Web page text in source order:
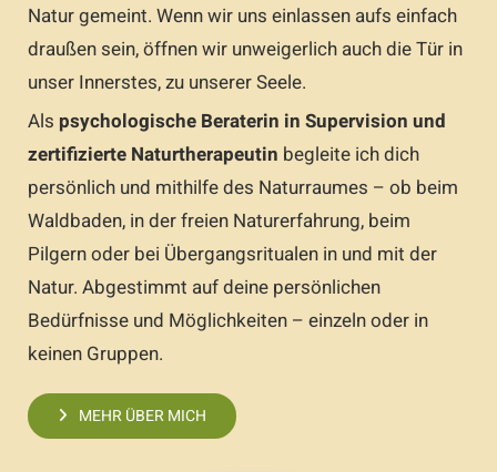
Natur gemeint. Wenn wir uns einlassen aufs einfach
draußen sein, öffnen wir unweigerlich auch die Tür in
unser Innerstes, zu unserer Seele.
Als psychologische Beraterin in Supervision und
zertifizierte Naturtherapeutin begleite ich dich
persönlich und mithilfe des Naturraumes – ob beim
Waldbaden, in der freien Naturerfahrung, beim
Pilgern oder bei Übergangsritualen in und mit der
Natur. Abgestimmt auf deine persönlichen
Bedürfnisse und Möglichkeiten – einzeln oder in
keinen Gruppen.
MEHR ÜBER MICH